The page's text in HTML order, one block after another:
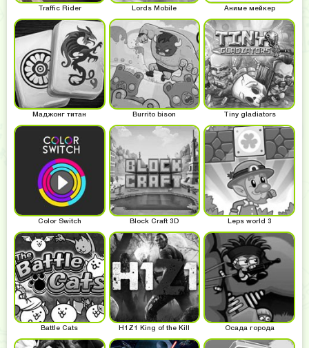
Traffic Rider Lords Mobile Аниме мейкер
Маджонг титан Burrito bison Tiny gladiators
Color Switch Block Craft 3D Leps world 3
Battle Cats H1Z1 King of the Kill Осада города